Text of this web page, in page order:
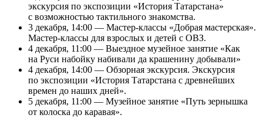
экскурсия по экспозиции «История Татарстана»
с возможностью тактильного знакомства.
3 декабря, 14:00 — Мастер-классы «Добрая мастерская».
Мастер-классы для взрослых и детей с ОВЗ.
4 декабря, 11:00 — Выездное музейное занятие «Как
на Руси набойку набивали да крашенину добывали»
4 декабря, 14:00 — Обзорная экскурсия. Экскурсия
по экспозиции «История Татарстана с древнейших
времен до наших дней».
5 декабря, 11:00 — Музейное занятие «Путь зернышка
от колоска до каравая».